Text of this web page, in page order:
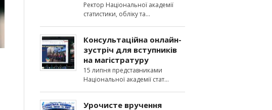
Ректор Національної академії
статистики, обліку та
Консультаційна онлайн-
зустріч для вступників
на магістратуру
15 липня представниками
Національної академії стат
Урочисте вручення